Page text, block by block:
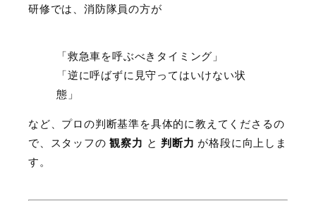
研修では、消防隊員の方が
「救急車を呼ぶべきタイミング」
「逆に呼ばずに見守ってはいけない状
態」
など、プロの判断基準を具体的に教えてくださるの
で、スタッフの観察力 と 判断力 が格段に向上しま
す。